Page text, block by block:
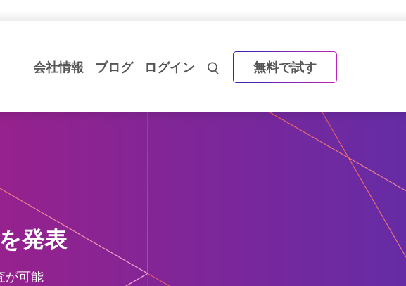
会社情報 ブログ ログイン 無料で試す
発表
が可能